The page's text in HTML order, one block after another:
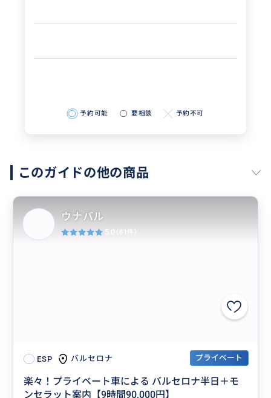
予約可能 要相談 予約不可
このガイドの他の商品
ESP バルセロナ プライベート
楽々！プライベート車による バルセロナ半日＋モ
ンセラット案内【9時間90,000円】
ウナバル
5.0 (81件)